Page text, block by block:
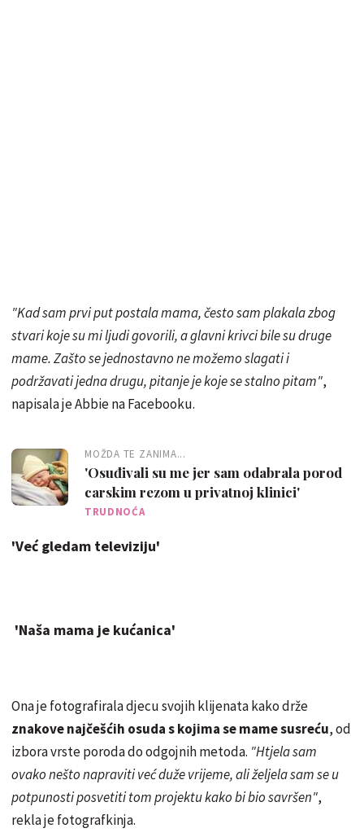
"Kad sam prvi put postala mama, često sam plakala zbog
stvari koje su mi ljudi govorili, a glavni krivci bile su druge
mame. Zašto se jednostavno ne možemo slagati i
podržavati jedna drugu, pitanje je koje se stalno pitam",
napisala je Abbie na Facebooku.
MOŽDA TE ZANIMA...
'Osuđivali su me jer sam odabrala porod
carskim rezom u privatnoj klinici'
TRUDNOĆA
'Već gledam televiziju'
'Naša mama je kućanica'
Ona je fotografirala djecu svojih klijenata kako drže
znakove najčešćih osuda s kojima se mame susreću, od
izbora vrste poroda do odgojnih metoda. "Htjela sam
ovako nešto napraviti već duže vrijeme, ali željela sam se u
potpunosti posvetiti tom projektu kako bi bio savršen",
rekla je fotografkinja.